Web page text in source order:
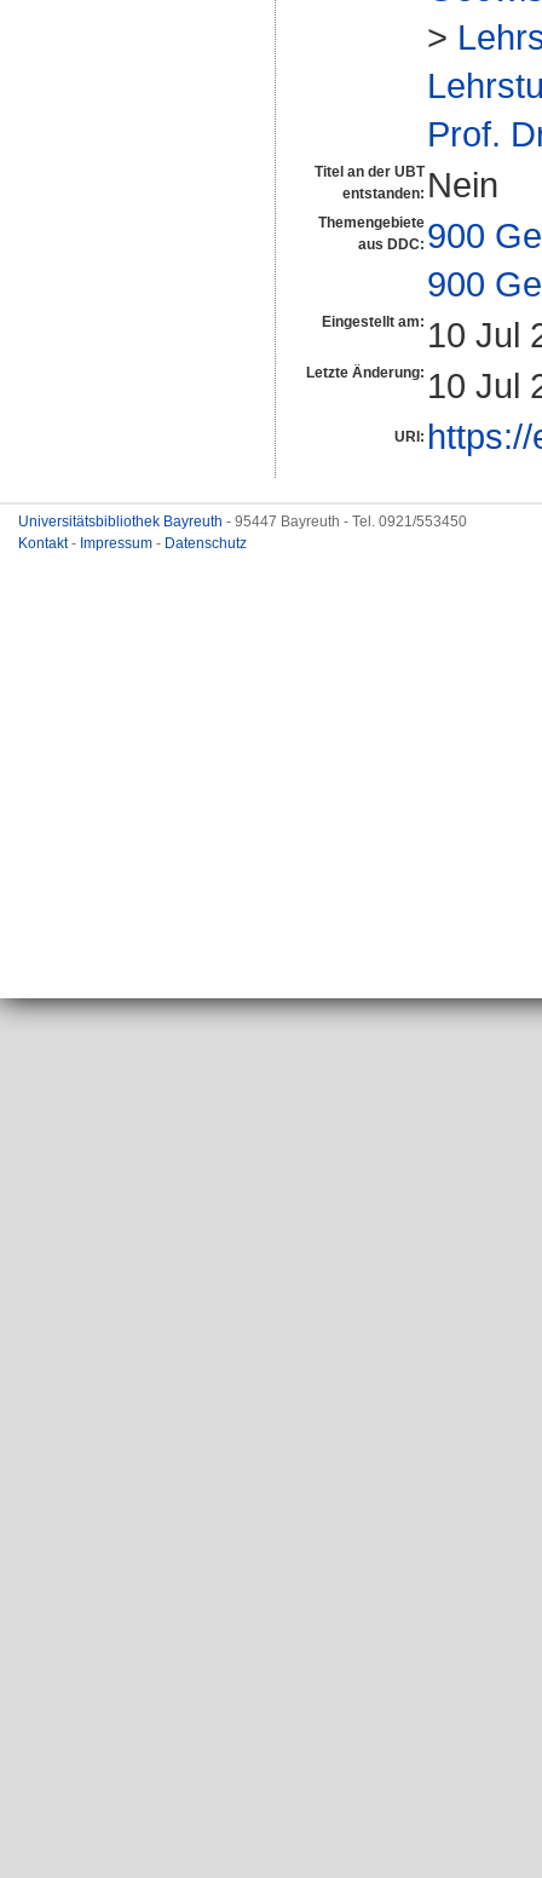
>
Prof.
Titel an der UBT
entstanden: Nein
Themengebiete
aus DDC: 900
900
Eingestellt am: 10 Jul
Letzte Änderung: 10 Jul
URI:
Universitätsbibliothek Bayreuth - 95447 Bayreuth - Tel. 0921/553450
Kontakt- Impressum - Datenschutz